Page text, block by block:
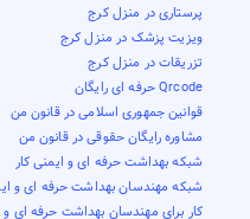
پرستاری در منزل کرج
ویزیت پزشک در منزل کرج
تزریقات در منزل کرج
Qrcode حرفه ای رایگان
قوانین جمهوری اسلامی در قانون من
مشاوره رایگان حقوقی در قانون من
شبکه بهداشت حرفه ای و ایمنی کار
شبکه مهندسان بهداشت حرفه ای و
کار برای مهندسان بهداشت حرفه ای و